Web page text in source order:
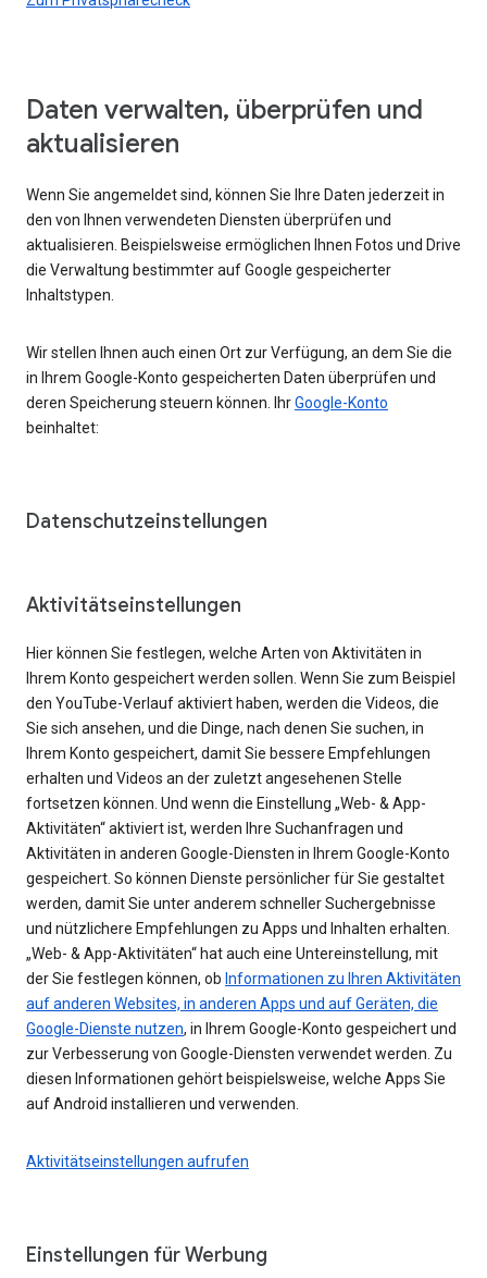
Daten verwalten, überprüfen und
aktualisieren
Wenn Sie angemeldet sind, können Sie Ihre Daten jederzeit in
den von Ihnen verwendeten Diensten überprüfen und
aktualisieren. Beispielsweise ermöglichen Ihnen Fotos und Drive
die Verwaltung bestimmter auf Google gespeicherter
Inhaltstypen.
Wir stellen Ihnen auch einen Ort zur Verfügung, an dem Sie die
in Ihrem Google-Konto gespeicherten Daten überprüfen und
deren Speicherung steuern können. IhrGoogle-Konto
beinhaltet:
Datenschutzeinstellungen
Aktivitätseinstellungen
Hier können Sie festlegen, welche Arten von Aktivitäten in
Ihrem Konto gespeichert werden sollen. Wenn Sie zum Beispiel
den YouTube-Verlauf aktiviert haben, werden die Videos, die
Sie sich ansehen, und die Dinge, nach denen Sie suchen, in
Ihrem Konto gespeichert, damit Sie bessere Empfehlungen
erhalten und Videos an der zuletzt angesehenen Stelle
fortsetzen können. Und wenn die Einstellung „Web- & App-
Aktivitäten“ aktiviert ist, werden Ihre Suchanfragen und
Aktivitäten in anderen Google-Diensten in Ihrem Google-Konto
gespeichert. So können Dienste persönlicher für Sie gestaltet
werden, damit Sie unter anderem schneller Suchergebnisse
und nützlichere Empfehlungen zu Apps und Inhalten erhalten.
„Web- & App-Aktivitäten“ hat auch eine Untereinstellung, mit
der Sie festlegen können, ob Informationen zu Ihren Aktivitäten
auf anderen Websites, in anderen Apps und auf Geräten, die
Google-Dienste nutzen, in Ihrem Google-Konto gespeichert und
zur Verbesserung von Google-Diensten verwendet werden. Zu
diesen Informationen gehört beispielsweise, welche Apps Sie
auf Android installieren und verwenden.
Aktivitätseinstellungen aufrufen
Einstellungen für Werbung